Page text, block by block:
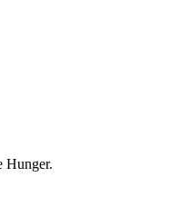
Hunger.